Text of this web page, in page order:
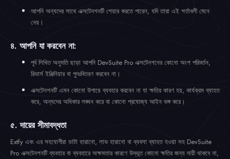
আপনি অন্যদের সাথে এক্সটেনশনটি শেয়ার করতে পারেন, যদি তারা এই শর্তাবলী মেনে
নেয়।
৪. আপনি যা করবেন না:
পূর্ব লিখিত অনুমতি ছাড়া আপনি DevSuite Pro এক্সটেনশনের কোনো অংশ পরিবর্তন,
রিভার্স ইঞ্জিনিয়ার বা পুনঃবিতরণ করবেন না।
এক্সটেনশনটি এমন কোনো উপায়ে ব্যবহার করবেন না যা ক্ষতির কারণ হয়, কার্যক্রম ব্যাহত
করে, অন্যদের অধিকার লঙ্ঘন করে বা কোনো প্রযোজ্য আইন ভঙ্গ করে।
৫. দায়ের সীমাবদ্ধতা
Extfy এবং এর সহযোগীরা ডাটা হারানো, লাভ হারানো বা ব্যবসা ব্যাহত হওয়া সহ DevSuite
Pro এক্সটেনশনটি ব্যবহার বা ব্যবহারে অক্ষমতার কারণে উদ্ভূত কোনো ক্ষতির জন্য দায়ী থাকবে না,